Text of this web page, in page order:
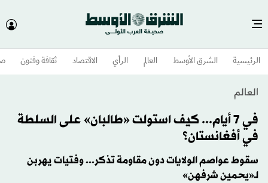
الرئيسية الشرق الأوسط​ العالم الرأي الاقتصاد ثقافة وفنون
العالم
في 7 أيام... كيف استولت «طالبان» على السلطة
في أفغانستان؟
سقوط عواصم الولايات دون مقاومة تذكر... وفتيات يهربن
لـ«يحمين شرفهن»